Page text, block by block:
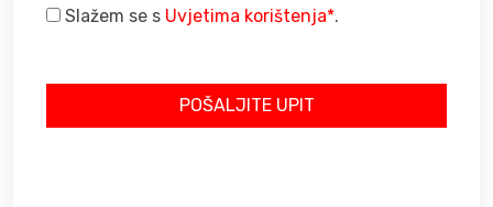
Slažem se s Uvjetima korištenja*.